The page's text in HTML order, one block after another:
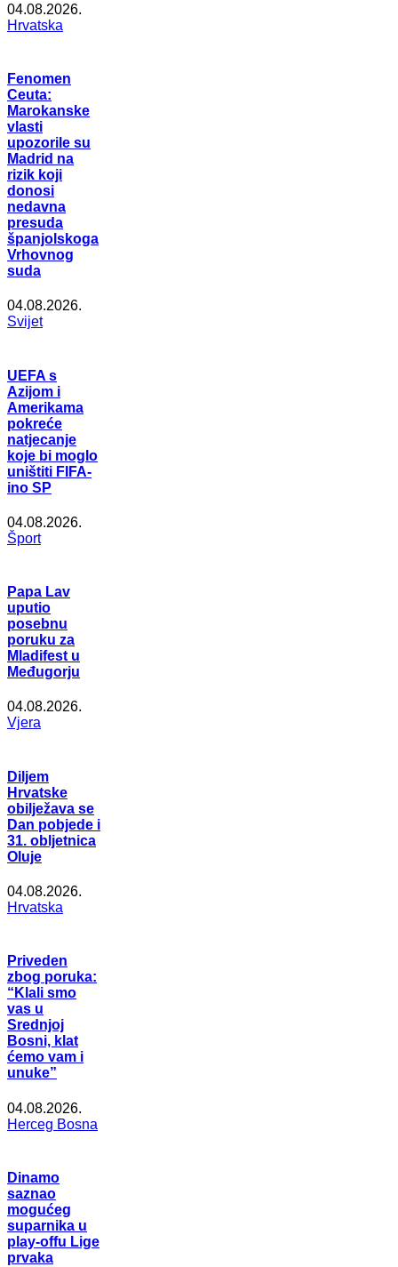
04.08.2026.
Hrvatska
Fenomen
Ceuta:
Marokanske
vlasti
upozorile su
Madrid na
rizik koji
donosi
nedavna
presuda
španjolskoga
Vrhovnog
suda
04.08.2026.
Svijet
UEFA s
Azijom i
Amerikama
pokreće
natjecanje
koje bi moglo
uništiti FIFA-
ino SP
04.08.2026.
Šport
Papa Lav
uputio
posebnu
poruku za
Mladifest u
Međugorju
04.08.2026.
Vjera
Diljem
Hrvatske
obilježava se
Dan pobjede i
31. obljetnica
Oluje
04.08.2026.
Hrvatska
Priveden
zbog poruka:
“Klali smo
vas u
Srednjoj
Bosni, klat
ćemo vam i
unuke”
04.08.2026.
Herceg Bosna
Dinamo
saznao
mogućeg
suparnika u
play-offu Lige
prvaka